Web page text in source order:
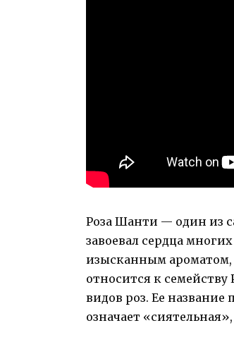
Роза Шанти — один из
завоевал сердца
изысканным
относится к
видов роз. Ее
означает